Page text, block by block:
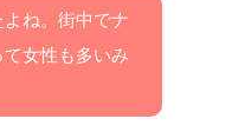
ね。街中でナ
女性も多いみ